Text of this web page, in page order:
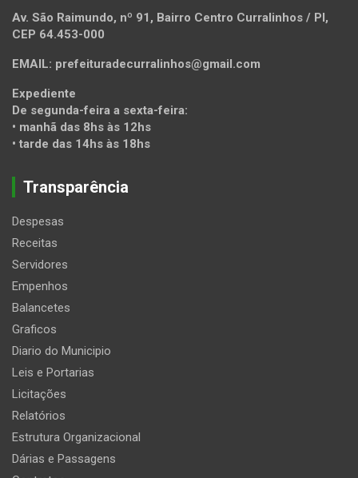
Av. São Raimundo, nº 91, Bairro Centro Curralinhos / PI,
CEP 64.453-000
EMAIL: prefeituradecurralinhos@gmail.com
Expediente
De segunda-feira a sexta-feira:
• manhã das 8hs às 12hs
• tarde das 14hs às 18hs
Transparência
Despesas
Receitas
Servidores
Empenhos
Balancetes
Graficos
Diario do Municipio
Leis e Portarias
Licitações
Relatórios
Estrutura Organizacional
Dárias e Passagens